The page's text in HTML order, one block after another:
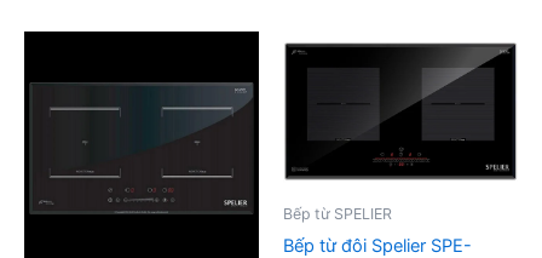
Bếp từ SPELIER
Bếp từ đôi Spelier SPE-